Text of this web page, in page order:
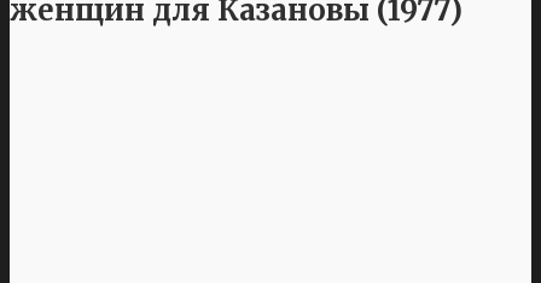
женщин для Казановы (1977)